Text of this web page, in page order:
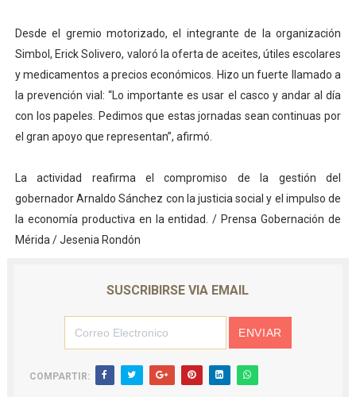
Desde el gremio motorizado, el integrante de la organización
Simbol, Erick Solivero, valoró la oferta de aceites, útiles escolares
y medicamentos a precios económicos. Hizo un fuerte llamado a
la prevención vial: “Lo importante es usar el casco y andar al día
con los papeles. Pedimos que estas jornadas sean continuas por
el gran apoyo que representan”, afirmó.
La actividad reafirma el compromiso de la gestión del
gobernador Arnaldo Sánchez con la justicia social y el impulso de
la economía productiva en la entidad. / Prensa Gobernación de
Mérida / Jesenia Rondón
SUSCRIBIRSE VIA EMAIL
COMPARTIR: